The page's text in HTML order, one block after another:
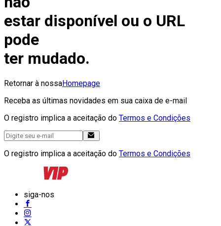
estar disponível ou o URL
pode
ter mudado.
Retornar à nossaHomepage
Receba as últimas novidades em sua caixa de e-mail
O registro implica a aceitação do Termos e Condições
O registro implica a aceitação do Termos e Condições
siga-nos